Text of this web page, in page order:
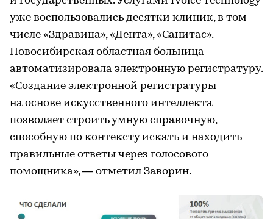
уже воспользовались десятки клиник, в том
числе «Здравица», «Дента», «Санитас».
Новосибирская областная больница
автоматизировала электронную регистратуру.
«Создание электронной регистратуры
на основе искусственного интеллекта
позволяет строить умную справочную,
способную по контексту искать и находить
правильные ответы через голосового
помощника», — отметил Заворин.